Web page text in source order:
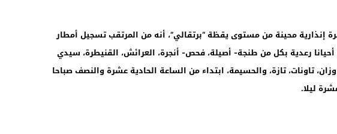
إنذارية محينة من مستوى يقظة “برتقالي”، أنه من المرتقب تسجيل أمطار
50 إلى 70 ملم) أحيانا رعدية بكل من طنجة- أصيلة، فحص- أنجرة، العرائش، القنيطرة، سيدي
تاونات، تازة، والحسيمة، ابتداء من الساعة الحادية عشرة والنصف صباحا
ليلا.